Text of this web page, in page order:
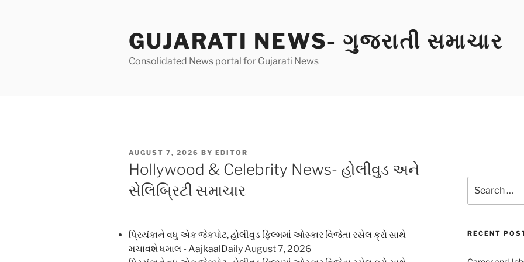
GUJARATI NEWS- ગુજરાતી સમાચાર
Consolidated News portal for Gujarati News
POSTED
ON
AUGUST 7, 2026 BY EDITOR
Hollywood & Celebrity News- હોલીવુડ અને
સેલિબ્રિટી સમાચાર
પ્રિયંકાને વધુ એક જેકપોટ, હોલીવુડ ફિલ્મમાં ઓસ્કાર વિજેતા રસેલ ક્રો સાથે
મચાવશે ધમાલ - AajkaalDailyAugust 7, 2026
for:
RECENT